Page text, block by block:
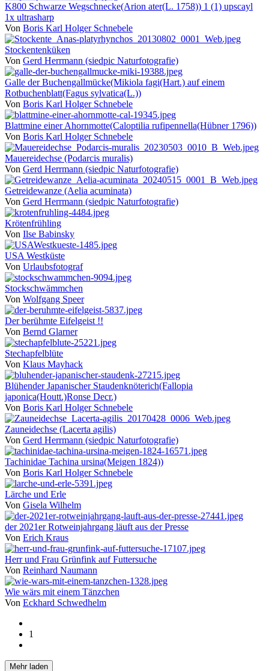
K800 Schwarze Wegschnecke(Arion ater(L. 1758)) 1 (1) upscayl
1x ultrasharp
Von Boris Karl Holger Schnebele
Stockentenküken
Von Gerd Herrmann (siedpic Naturfotografie)
Galle der Buchengallmücke(Mikiola fagi(Hart.) auf einem
Rotbuchenblatt(Fagus sylvatica(L.))
Von Boris Karl Holger Schnebele
Blattmine einer Ahornmotte(Caloptilia rufipennella(Hübner 1796))
Von Boris Karl Holger Schnebele
Mauereidechse (Podarcis muralis)
Von Gerd Herrmann (siedpic Naturfotografie)
Getreidewanze (Aelia acuminata)
Von Gerd Herrmann (siedpic Naturfotografie)
Krötenfrühling
Von Ilse Babinsky
USA Westküste
Von Urlaubsfotograf
Stockschwämmchen
Von Wolfgang Speer
Der berühmte Eifelgeist !!
Von Bernd Glarner
Stechapfelblüte
Von Klaus Mayhack
Blühender Japanischer Staudenknöterich(Fallopia
japonica(Houtt.)Ronse Decr.)
Von Boris Karl Holger Schnebele
Zauneidechse (Lacerta agilis)
Von Gerd Herrmann (siedpic Naturfotografie)
Tachinidae Tachina ursina(Meigen 1824))
Von Boris Karl Holger Schnebele
Lärche und Erle
Von Gisela Wilhelm
der 2021er Rotweinjahrgang läuft aus der Presse
Von Erich Kraus
Herr und Frau Grünfink auf Futtersuche
Von Reinhard Naumann
Wie wärs mit einem Tänzchen
Von Eckhard Schwedhelm
1
Mehr laden